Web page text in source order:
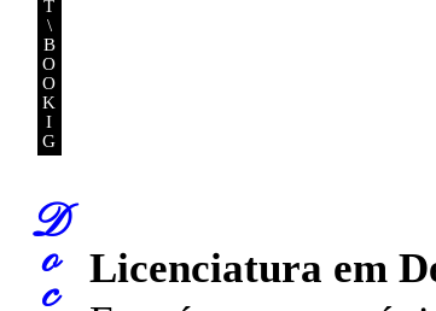
T
\
B
O
O
K
I
G
D
o
c
Licenciatura em